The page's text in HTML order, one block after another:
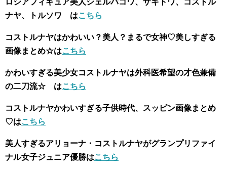
ロシアフィギュア美人シェルバコワ、ザキトワ、コストル
ナヤ、トルソワ はこちら
コストルナヤはかわいい？美人？まるで女神♡美しすぎる
画像まとめ☆はこちら
かわいすぎる美少女コストルナヤは外科医希望の才色兼備
の二刀流☆ はこちら
コストルナヤかわいすぎる子供時代、スッピン画像まとめ
♡はこちら
美人すぎるアリョーナ・コストルナヤがグランプリファイ
ナル女子ジュニア優勝はこちら